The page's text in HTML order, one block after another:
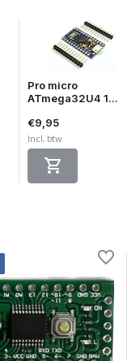
Pro micro
ATmega32U4 1...
€9,95
Incl. btw